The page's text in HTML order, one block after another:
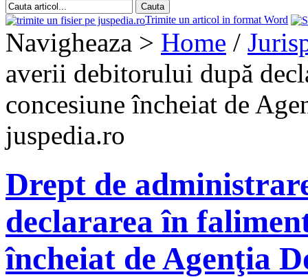
Trimite un articol in format Word
Navigheaza > Home /
averii debitorului după
concesiune încheiat de
juspedia.ro
Drept de
declararea în
încheiat de Agenţia